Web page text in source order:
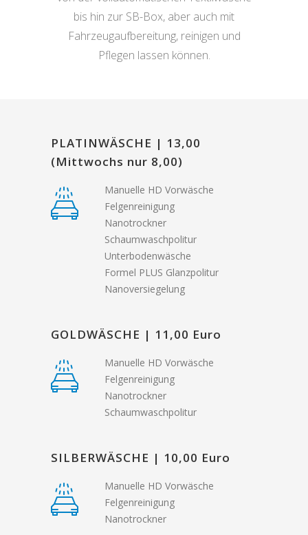
bis hin zur SB-Box, aber auch mit
Fahrzeugaufbereitung, reinigen und
Pflegen lassen können.
PLATINWÄSCHE | 13,00
(Mittwochs nur 8,00)
Manuelle HD Vorwäsche
Felgenreinigung
Nanotrockner
Schaumwaschpolitur
Unterbodenwäsche
Formel PLUS Glanzpolitur
Nanoversiegelung
GOLDWÄSCHE | 11,00 Euro
Manuelle HD Vorwäsche
Felgenreinigung
Nanotrockner
Schaumwaschpolitur
SILBERWÄSCHE | 10,00 Euro
Manuelle HD Vorwäsche
Felgenreinigung
Nanotrockner